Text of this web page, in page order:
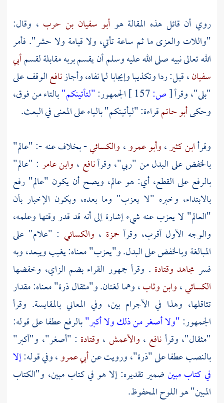
روي أن قائل هذه المقالة هو أبو سفيان بن حرب ، وقال:
"واللات والعزى ما ثم ساعة تأتي، ولا قيامة ولا حشر". فأمر
الله تعالى نبيه صلى الله عليه وسلم أن يقسم بربه مقابلة لقسمأبي
سفيان، قيل: ردا وتكذيبا وإيجابا لما نفاه، وأجازنافعالوقف على
"بلى"، وقرأ[ص: الجمهور:"لتأتينكم"بالتاء من فوق،
وحكىأبو حاتمقراءة: "ليأتينكم" بالياء على المعنى في البعث.
وقرأابن كثير،وأبو عمرو، والكسائي- بخلاف عنه -: "عالم"
بالخفض على البدل من "ربي"، وقرأنافع ، وابن عامر : "عالم"
بالرفع على القطع، أي: هو عالم، ويصح أن يكون "عالم" رفع
بالابتداء، وخبره "لا يعزب" وما بعده، ويكون الإخبار بأن
"العالم" لا يعزب عنه شيء إشارة إلى أنه قد قدر وقتها وعلمه،
والوجه الأول أقرب، وقرأ حمزة ، والكسائي : "علام" على
المبالغة وبالخفض على البدل. و"يعزب" معناه: يغيب ويبعد، وبه
فسر مجاهد وقتادة . وقرأ جمهور القراء بضم الزاي، وخفضها
الكسائي،وابن وثاب، وهما لغتان. و"مثقال ذرة" معناه: مقدار
تثاقلها، وهذا في الأجرام بين، وفي المعاني بالمقايسة. وقرأ
الجمهور:"ولا أصغر من ذلك ولا أكبر"بالرفع عطفا على قوله:
"مثقال"، وقرأنافع ، والأعمش ، وقتادة : "أصغر"، و"أكبر"
بالنصب عطفا على "ذرة"، ورويت عنأبي عمرو، وفي قوله:إلا
في كتاب مبينضمير تقديره: إلا هو في كتاب مبين، و"الكتاب
المبين" هو اللوح المحفوظ.